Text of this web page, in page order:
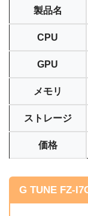
製品名
CPU
GPU
メモリ
ストレージ
価格
G TUNE FZ-